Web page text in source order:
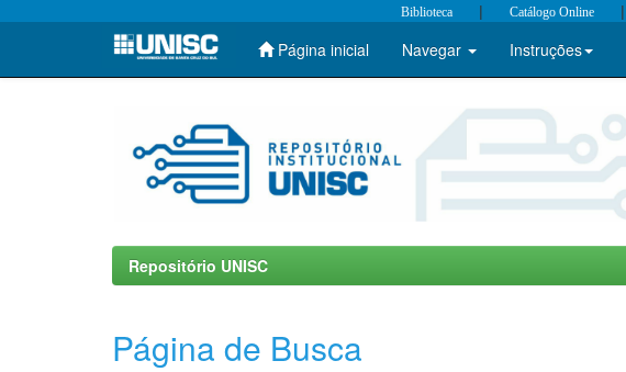
Skip
Biblioteca | Catálogo Online |
Página inicial Navegar Instruções
Repositório UNISC
Página de Busca